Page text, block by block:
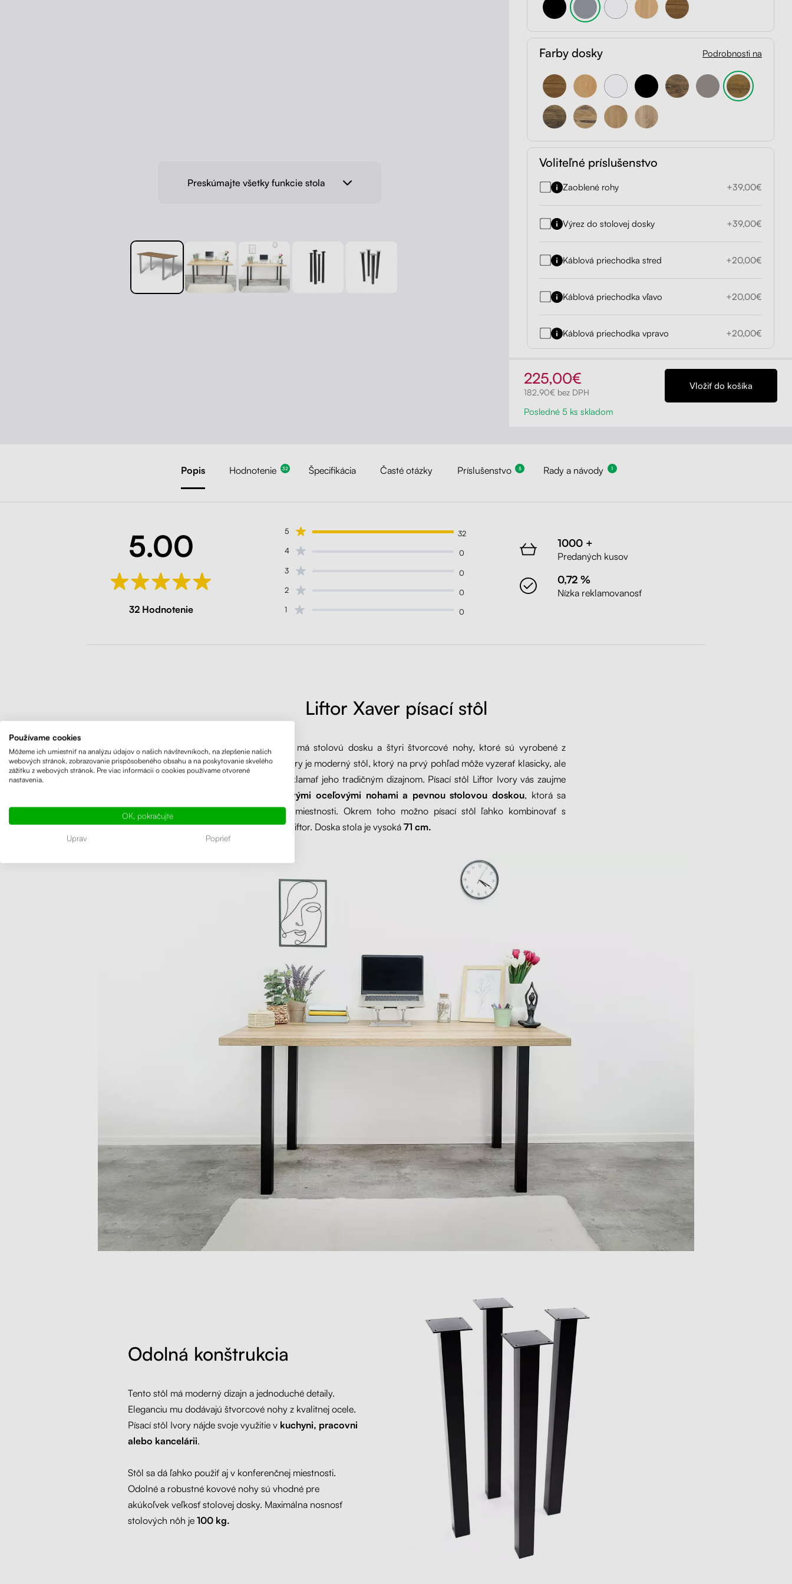
Preskúmajte všetky funkcie stola
Farby dosky Podrobnosti na
Voliteľné príslušenstvo
Zaoblené rohy +39,00€
Výrez do stolovej dosky +39,00€
Káblová priechodka stred +20,00€
Káblová priechodka vľavo +20,00€
Káblová priechodka vpravo +20,00€
225,00€
182,90€ bez DPH
Posledné 5 ks skladom
Popis Hodnotenie 32 Špecifikácia Časté otázky Príslušenstvo 5 Rady a návody 1
5.00
32 Hodnotenie
5
32
4
0
3
0
2
0
1
0
1000 +
Predaných kusov
0,72 %
Nízka reklamovanosť
Liftor Xaver písací stôl
Stôl Liftor Ivory má stolovú dosku a štyri štvorcové nohy, ktoré sú vyrobené z
pevnej ocele. Ivory je moderný stôl, ktorý na prvý pohľad môže vyzerať klasicky, ale
nenechajte sa oklamať jeho tradičným dizajnom. Písací stôl Liftor Ivory vás zaujme
štvorcovými oceľovými nohami a pevnou stolovou doskou, ktorá sa
hodí do každej miestnosti. Okrem toho možno písací stôl ľahko kombinovať s
príslušenstvom Liftor. Doska stola je vysoká71 cm.
Odolná konštrukcia
Tento stôl má moderný dizajn a jednoduché detaily.
Eleganciu mu dodávajú štvorcové nohy z kvalitnej ocele.
Písací stôl Ivory nájde svoje využitie v kuchyni, pracovni
alebo kancelárii.
Stôl sa dá ľahko použiť aj v konferenčnej miestnosti.
Odolné a robustné kovové nohy sú vhodné pre
akúkoľvek veľkosť stolovej dosky. Maximálna nosnosť
stolových nôh je100 kg.
Používame cookies
Môžeme ich umiestniť na analýzu údajov o našich návštevníkoch, na zlepšenie našich
webových stránok, zobrazovanie prispôsobeného obsahu a na poskytovanie skvelého
zážitku z webových stránok. Pre viac informácií o cookies používame otvorené
nastavenia.
OK, pokračujte
Uprav Poprieť